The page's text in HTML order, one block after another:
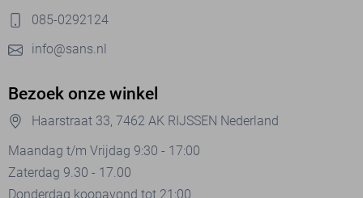
085-0292124
info@sans.nl
Bezoek onze winkel
Haarstraat 33, 7462 AK RIJSSEN Nederland
Maandag t/m Vrijdag 9:30 - 17:00
Zaterdag 9.30 - 17.00
Donderdag koopavond tot 21:00